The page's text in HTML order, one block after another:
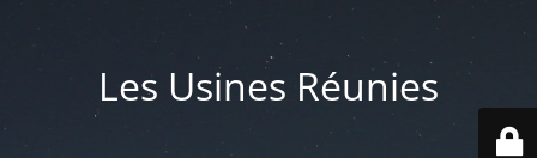
Les Usines Réunies